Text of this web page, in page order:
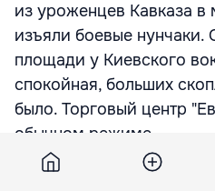
из уроженцев Кавказа
изъяли боевые нунчаки.
площади у Киевского
спокойная, больших
было. Торговый центр
обычном режиме.